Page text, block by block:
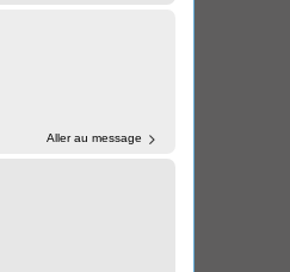
Aller au message